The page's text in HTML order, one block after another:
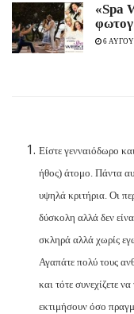
«Spa
6
Είστε γενναιόδωρο
ήθος) άτομο. Πάντα
υψηλά κριτήρια. Οι
δύσκολη αλλά δεν
σκληρά αλλά χωρίς
Αγαπάτε πολύ τους
και τότε συνεχίζετε
εκτιμήσουν όσο